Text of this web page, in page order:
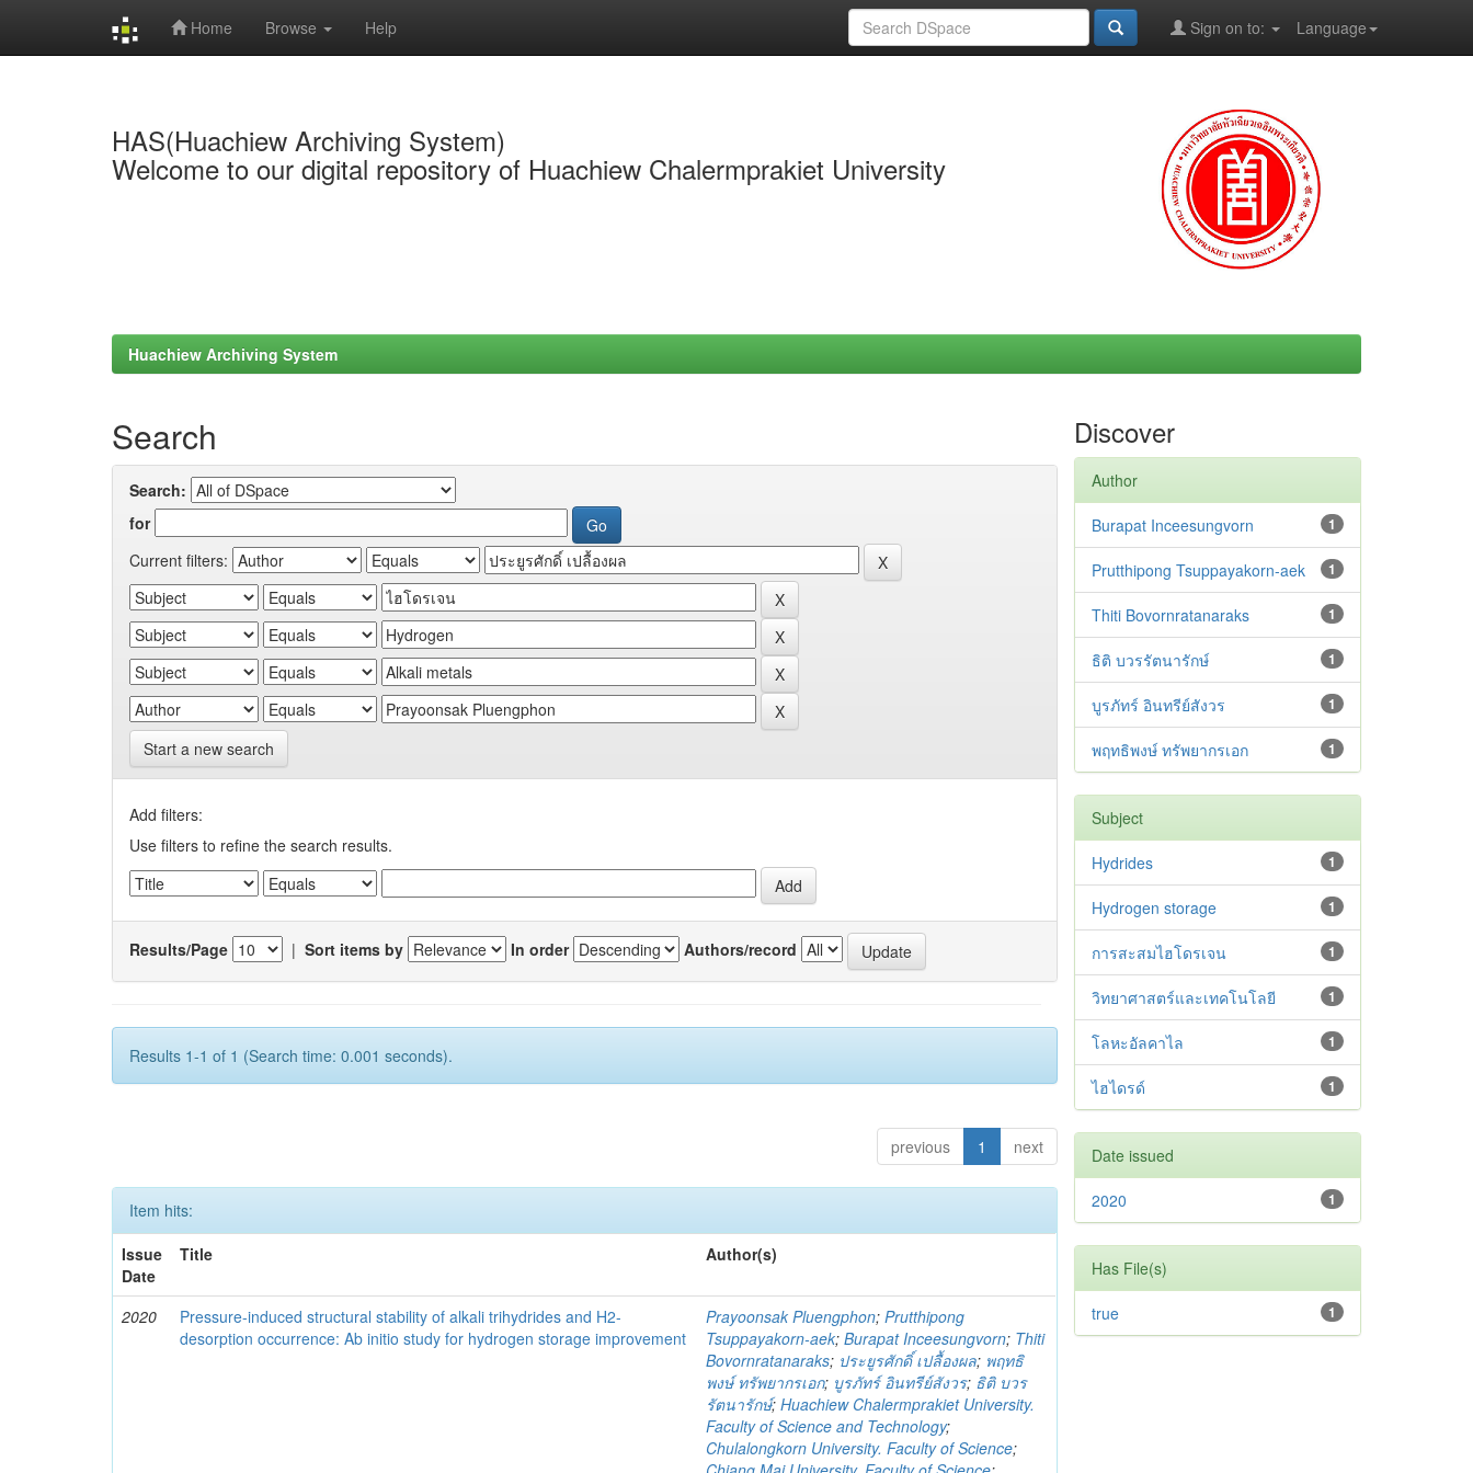
Home Browse Help Language
Sign on to:
HAS(Huachiew Archiving System)
Welcome to our digital repository of Huachiew Chalermprakiet University
Huachiew Archiving System
Search
Search:
for
Current filters:
Start a new search
Add filters:
Use filters to refine the search results.
Results/Page | Sort items by In order Authors/record
Results 1-1 of 1 (Search time: 0.001 seconds).
previous 1 next
Item hits:
Issue
Date
Title Author(s)
2020
Pressure-induced structural stability of alkali trihydrides and H2-
desorption occurrence: Ab initio study for hydrogen storage improvement
Prayoonsak Pluengphon;Prutthipong
Tsuppayakorn-aek;Burapat Inceesungvorn; Thiti
Bovornratanaraks; ประยูรศักดิ์ เปลื้องผล; พฤทธิ
พงษ์ ทรัพยากรเอก; บูรภัทร์ อินทรีย์สังวร; ธิติ บวร
รัตนารักษ์;Huachiew Chalermprakiet University.
Faculty of Science and Technology;
Chulalongkorn University. Faculty of Science;
Discover
Author
1
Burapat Inceesungvorn
1
Prutthipong Tsuppayakorn-aek
1
Thiti Bovornratanaraks
1
ธิติ บวรรัตนารักษ์
1
บูรภัทร์ อินทรีย์สังวร
1
พฤทธิพงษ์ ทรัพยากรเอก
Subject
1
Hydrides
1
Hydrogen storage
1
การสะสมไฮโดรเจน
1
วิทยาศาสตร์และเทคโนโลยี
1
โลหะอัลคาไล
1
ไฮไดรด์
Date issued
1
2020
Has File(s)
1
true